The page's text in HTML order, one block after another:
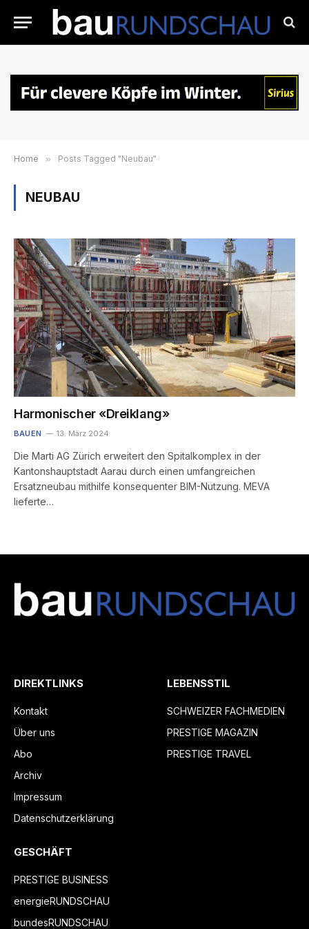
Home » Posts Tagged "Neubau"
NEUBAU
Harmonischer «Dreiklang»
BAUEN 13. März 2024
Die Marti AG Zürich erweitert den Spitalkomplex in der
Kantonshauptstadt Aarau durch einen umfangreichen
Ersatzneubau mithilfe konsequenter BIM-Nutzung. MEVA
lieferte…
DIREKTLINKS
Kontakt
Über uns
Abo
Archiv
Impressum
Datenschutzerklärung
LEBENSSTIL
SCHWEIZER FACHMEDIEN
PRESTIGE MAGAZIN
PRESTIGE TRAVEL
GESCHÄFT
PRESTIGE BUSINESS
energieRUNDSCHAU
bundesRUNDSCHAU